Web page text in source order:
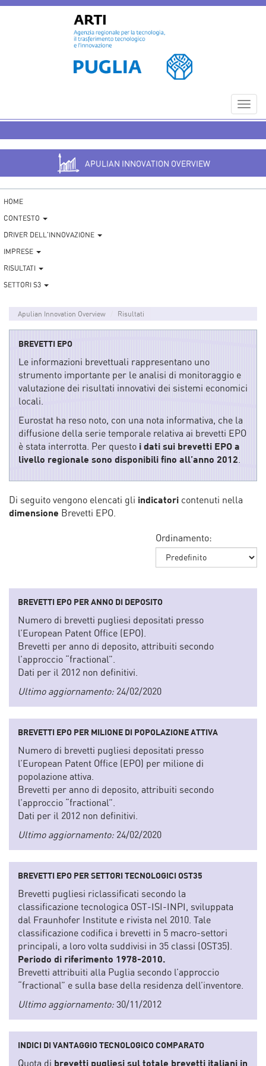
APULIAN INNOVATION OVERVIEW
HOME
CONTESTO
DRIVER DELL'INNOVAZIONE
IMPRESE
RISULTATI
SETTORI S3
Apulian Innovation Overview Risultati
BREVETTI EPO
Le informazioni brevettuali rappresentano uno
strumento importante per le analisi di monitoraggio e
valutazione dei risultati innovativi dei sistemi economici
locali.
Eurostat ha reso noto, con una nota informativa, che la
diffusione della serie temporale relativa ai brevetti EPO
è stata interrotta. Per questo i dati sui brevetti EPO a
livello regionale sono disponibili fino all’anno 2012
Di seguito vengono elencati gli indicatori contenuti nella
dimensione Brevetti EPO.
Ordinamento:
BREVETTI EPO PER ANNO DI DEPOSITO
Numero di brevetti pugliesi depositati presso
l’European Patent Office (EPO).
Brevetti per anno di deposito, attribuiti secondo
l’approccio “fractional”.
Dati per il 2012 non definitivi.
Ultimo aggiornamento: 24/02/2020
BREVETTI EPO PER MILIONE DI POPOLAZIONE ATTIVA
Numero di brevetti pugliesi depositati presso
l’European Patent Office (EPO) per milione di
popolazione attiva.
Brevetti per anno di deposito, attribuiti secondo
l’approccio “fractional”.
Dati per il 2012 non definitivi.
Ultimo aggiornamento: 24/02/2020
BREVETTI EPO PER SETTORI TECNOLOGICI OST35
Brevetti pugliesi riclassificati secondo la
classificazione tecnologica OST-ISI-INPI, sviluppata
dal Fraunhofer Institute e rivista nel 2010. Tale
classificazione codifica i brevetti in 5 macro-settori
principali, a loro volta suddivisi in 35 classi (OST35).
Periodo di riferimento 1978-2010.
Brevetti attribuiti alla Puglia secondo l’approccio
“fractional” e sulla base della residenza dell’inventore.
Ultimo aggiornamento: 30/11/2012
INDICI DI VANTAGGIO TECNOLOGICO COMPARATO
Quota di brevetti pugliesi sul totale brevetti italiani in